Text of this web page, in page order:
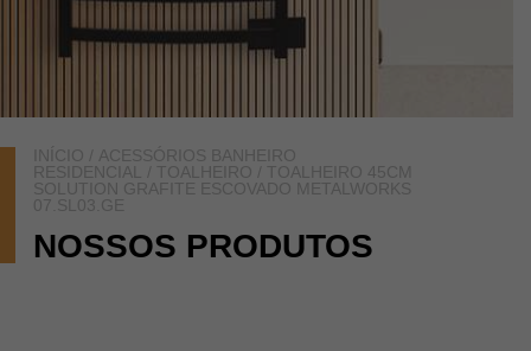
INÍCIO / ACESSÓRIOS BANHEIRO
RESIDENCIAL
/ TOALHEIRO / TOALHEIRO 45CM
SOLUTION GRAFITE ESCOVADO METALWORKS
07.SL03.GE
NOSSOS PRODUTOS